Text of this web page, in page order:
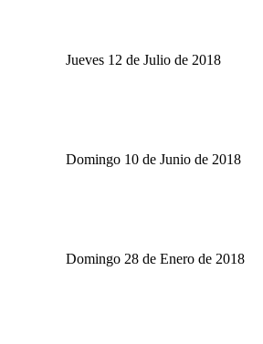
Jueves 12 de Julio de 2018
Domingo 10 de Junio de 2018
Domingo 28 de Enero de 2018